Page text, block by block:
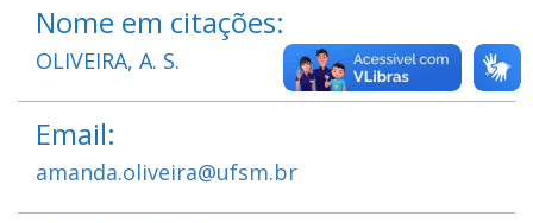
Nome em citações:
OLIVEIRA, A. S.
Email:
amanda.oliveira@ufsm.br